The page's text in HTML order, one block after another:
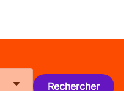
Rechercher